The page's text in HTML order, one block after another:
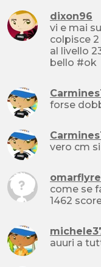
dixon96
vi e mai
colpisce
al livello
bello #ok
forse
vero cm
come se
1462